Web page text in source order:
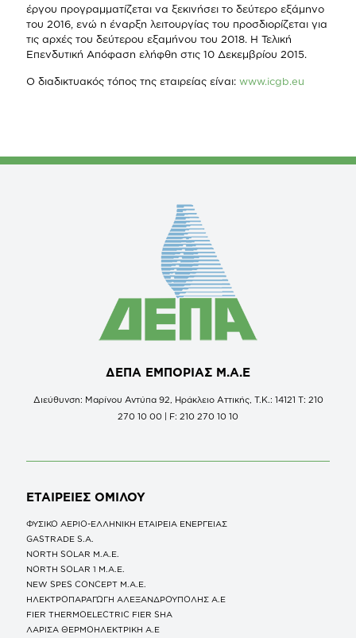
έργου προγραμματίζεται να ξεκινήσει το δεύτερο εξάμηνο
του 2016, ενώ η έναρξη λειτουργίας του προσδιορίζεται για
τις αρχές του δεύτερου εξαμήνου του 2018. Η Τελική
Επενδυτική Απόφαση ελήφθη στις 10 Δεκεμβρίου 2015.
Ο διαδικτυακός τόπος της εταιρείας είναι: www.icgb.eu
ΔΕΠΑ ΕΜΠΟΡΙΑΣ Μ.Α.Ε
Διεύθυνση: Μαρίνου Αντύπα 92, Ηράκλειο Αττικής, Τ.Κ.: 14121 Τ: 210
270 10 00 | F: 210 270 10 10
ΕΤΑΙΡΕΙΕΣ ΟΜΙΛΟΥ
ΦΥΣΙΚΟ ΑΕΡΙΟ-ΕΛΛΗΝΙΚΗ ΕΤΑΙΡΕΙΑ ΕΝΕΡΓΕΙΑΣ
GASTRADE S.A.
NORTH SOLAR M.Α.Ε.
NORTH SOLAR 1 M.Α.Ε.
NEW SPES CONCEPT Μ.Α.Ε.
ΗΛΕΚΤΡΟΠΑΡΑΓΩΓΗ ΑΛΕΞΑΝΔΡΟΥΠΟΛΗΣ A.E
FIER THERMOELECTRIC FIER SHA
ΛΑΡΙΣΑ ΘΕΡΜΟΗΛΕΚΤΡΙΚΗ A.E